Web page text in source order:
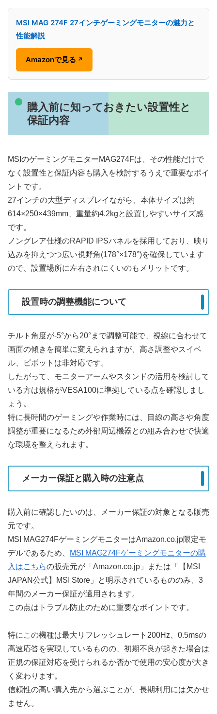
MSI MAG 274F 27インチゲーミングモニターの魅力と
性能解説
Amazonで見る ↗
購入前に知っておきたい設置性と
保証内容
MSIのゲーミングモニターMAG274Fは、その性能だけで
なく設置性と保証内容も購入を検討するうえで重要なポイ
ントです。
27インチの大型ディスプレイながら、本体サイズは約
614×250×439mm、重量約4.2kgと設置しやすいサイズ感
です。
ノングレア仕様のRAPID IPSパネルを採用しており、映り
込みを抑えつつ広い視野角(178°×178°)を確保しています
ので、設置場所に左右されにくいのもメリットです。
設置時の調整機能について
チルト角度が-5°から20°まで調整可能で、視線に合わせて
画面の傾きを簡単に変えられますが、高さ調整やスイベ
ル、ピボットは非対応です。
したがって、モニターアームやスタンドの活用を検討して
いる方は規格がVESA100に準拠している点を確認しまし
ょう。
特に長時間のゲーミングや作業時には、目線の高さや角度
調整が重要になるため外部周辺機器との組み合わせで快適
な環境を整えられます。
メーカー保証と購入時の注意点
購入前に確認したいのは、メーカー保証の対象となる販売
元です。
MSI MAG274FゲーミングモニターはAmazon.co.jp限定モ
デルであるため、
MSI MAG274Fゲーミングモニターの購
入はこちらの販売元が「Amazon.co.jp」または「【MSI
JAPAN公式】MSI Store」と明示されているもののみ、3
年間のメーカー保証が適用されます。
この点はトラブル防止のために重要なポイントです。
特にこの機種は最大リフレッシュレート200Hz、0.5msの
高速応答を実現しているものの、初期不良が起きた場合は
正規の保証対応を受けられるか否かで使用の安心度が大き
く変わります。
信頼性の高い購入先から選ぶことが、長期利用には欠かせ
ません。